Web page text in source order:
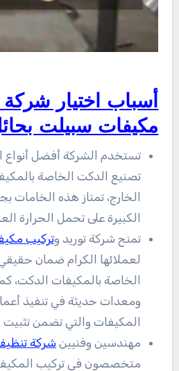
أسباب اختيار
مكيفات سبيلت
تستخدم الشركة أفضل أنواع
تصنيع الدكت الخاصة
الخارج، تمتاز هذه الخامات
الكبيرة على تحمل الحرارة
تمنح شركة توريد وتركيب
لعملائها الكرام ضمان
الخاصة بالمكيفات الدكت،
ومعدات حديثة في تنفيذ
المكيفات والتي تضمن
مهندسين وفنيين شركة
متخصصون في تركيب